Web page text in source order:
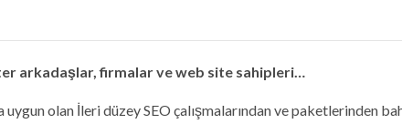
arkadaşlar, firmalar ve web site sahipleri…
uygun olan İleri düzey SEO çalışmalarından ve paketlerinden